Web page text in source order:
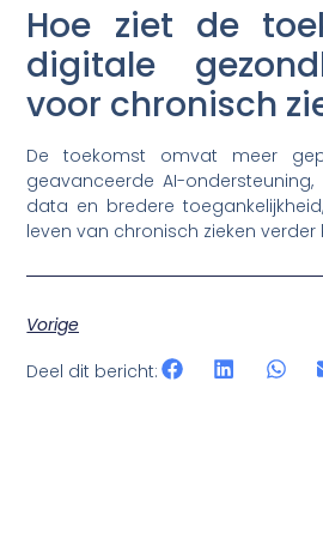
Hoe ziet de
digitale
voor chronisch
De toekomst omvat meer
geavanceerde AI-
data en bredere
leven van chronisch zieken verder
Vorige
Deel dit bericht: